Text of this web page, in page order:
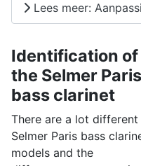
Lees meer:
Identification of
the Selmer Paris
bass clarinet
There are a lot different
Selmer Paris bass
models and the